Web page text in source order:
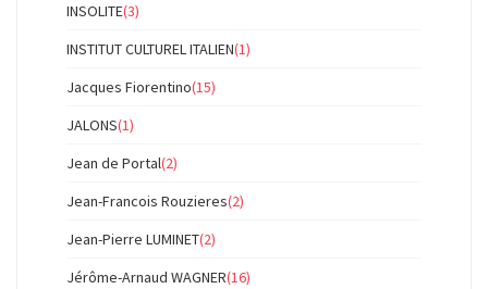
INSOLITE(3)
INSTITUT CULTUREL ITALIEN(1)
Jacques Fiorentino(15)
JALONS(1)
Jean de Portal(2)
Jean-Francois Rouzieres(2)
Jean-Pierre LUMINET(2)
Jérôme-Arnaud WAGNER(16)